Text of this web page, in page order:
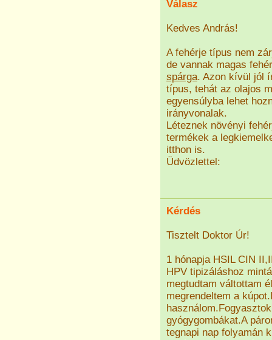
Válasz
Kedves András!
A fehérje típus nem
de vannak magas
spárga. Azon kívül jól
típus, tehát az olajos
egyensúlyba lehet
irányvonalak.
Léteznek növényi
termékek a
itthon is.
Üdvözlettel:
Kérdés
Tisztelt Doktor Úr!
1 hónapja HSIL CIN
HPV tipizáláshoz
megtudtam váltottam
megrendeltem a
gyógygombákat.A
tegnapi nap folyamán